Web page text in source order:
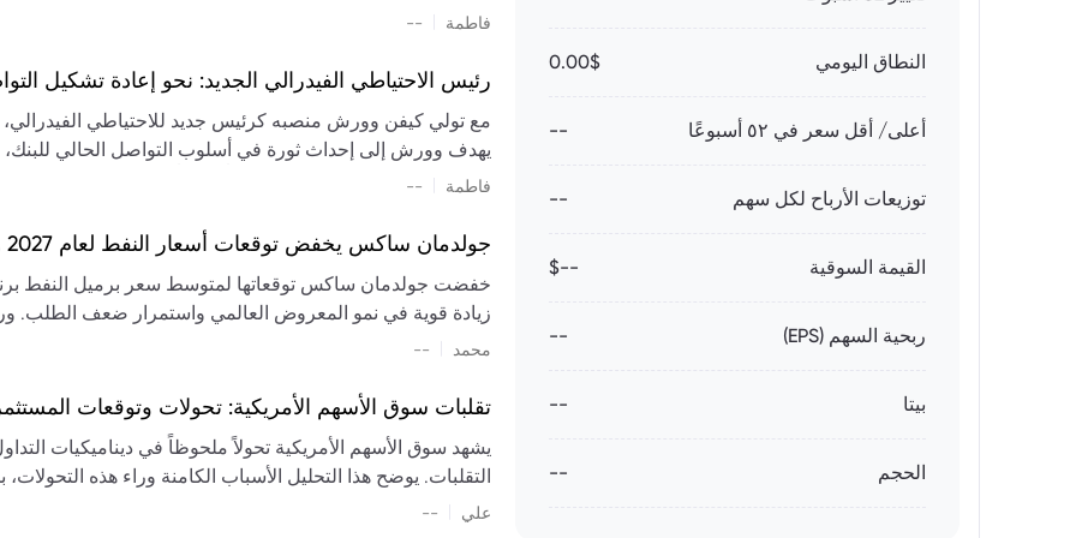
النطاق اليومي 0.00$
أعلى/ أقل سعر في ٥٢ أسبوعًا --
توزيعات الأرباح لكل سهم --
القيمة السوقية --$
ربحية السهم (EPS) --
بيتا --
الحجم --
تشكيل تقييم الصناعة، مع توقعات بارتفاع مستمر في الأسعار
فاطمة --
رئيس الاحتياطي الفيدرالي الجديد: نحو إعادة تشكيل
مع تولي كيفن وورش منصبه كرئيس جديد للاحتياطي الفيدرالي،
يهدف وورش إلى إحداث ثورة في أسلوب التواصل الحالي للبنك،
السياسة ويمنح البنك المركزي دوراً مبالغاً فيه. يسعى إلى
فاطمة --
جولدمان ساكس يخفض توقعات أسعار النفط لعام 2027 وسط تغيرات في العرض والطلب
زيادة قوية في نمو المعروض العالمي واستمرار ضعف الطلب.
العالمية في الربع الثاني
سابقًا. من المتوقع عودة صادرات دول الخليج إلى طبيعتها
عدم اليقين الجيوسياسي يمكن أن يؤدي إلى تقلبات سعرية
استمرار الاضطرابات، وسيناريوهات لانخفاض الأسعار في
إضافي.
محمد --
تقلبات سوق الأسهم الأمريكية: تحولات وتوقعات
يشهد سوق الأسهم الأمريكية تحولاً ملحوظاً في ديناميكيات
التقلبات. يوضح هذا التحليل الأسباب الكامنة وراء هذه
علي --